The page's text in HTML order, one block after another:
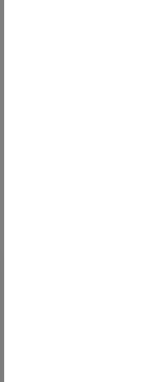
אנו משתמשים בעוגיות